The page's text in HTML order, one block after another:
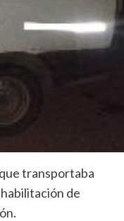
transportaba
de